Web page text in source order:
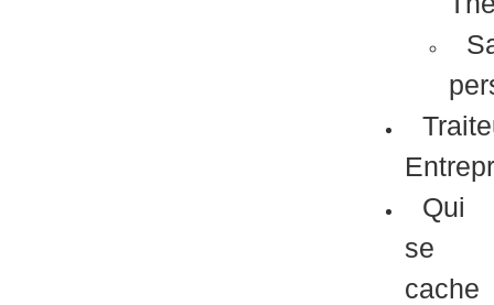
Qui
se
cache